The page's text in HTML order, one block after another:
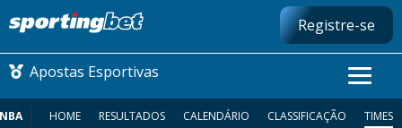
Registre-se
Apostas Esportivas
NBA HOME RESULTADOS CALENDÁRIO CLASSIFICAÇÃO TIMES